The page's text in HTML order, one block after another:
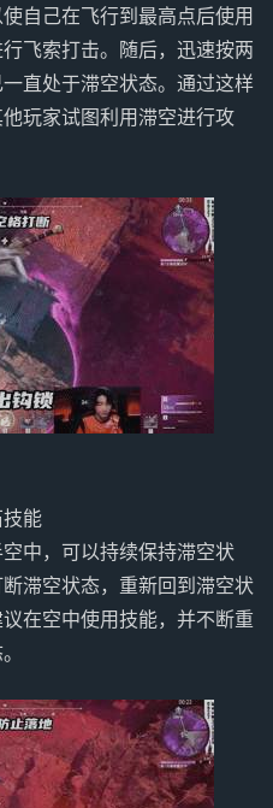
自己在飞行到最高点后使用
飞索打击。随后，迅速按两
直处于滞空状态。通过这样
玩家试图利用滞空进行攻
能
中，可以持续保持滞空状
滞空状态，重新回到滞空状
在空中使用技能，并不断重